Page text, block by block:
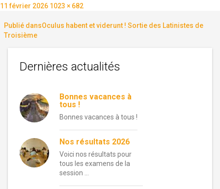
Publié
11 février 2026 Taille
1023 × 682
Navigation
de
l’article
Publié dansOculus habent et viderunt ! Sortie des Latinistes de
Troisième
Dernières actualités
Bonnes vacances à
tous !
Bonnes vacances à tous !
Nos résultats 2026
Voici nos résultats pour
tous les examens de la
session …